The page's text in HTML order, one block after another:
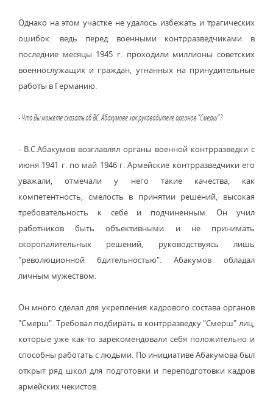
Однако на этом участке не удалось избежать и трагических
ошибок: ведь перед военными контрразведчиками в
последние месяцы 1945 г. проходили миллионы советских
военнослужащих и граждан, угнанных на принудительные
работы в Германию.
- Что Вы можете сказать об B.C. Абакумове как руководителе органов "Смерш"?
- В.С.Абакумов возглавлял органы военной контрразведки с
июня 1941 г. по май 1946 г. Армейские контрразведчики его
уважали, отмечали у него такие качества, как
компетентность, смелость в принятии решений, высокая
требовательность к себе и подчиненным. Он учил
работников быть объективными и не принимать
скоропалительных решений, руководствуясь лишь
"революционной бдительностью". Абакумов обладал
личным мужеством.
Он много сделал для укрепления кадрового состава органов
"Смерш". Требовал подбирать в контрразведку "Смерш" лиц,
которые уже как-то зарекомендовали себя положительно и
способны работать с людьми. По инициативе Абакумова был
открыт ряд школ для подготовки и переподготовки кадров
армейских чекистов.